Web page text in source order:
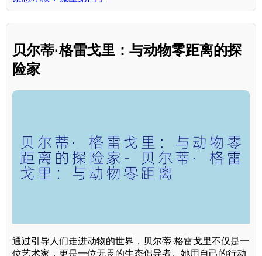
贝尔蒂·格雷戈里：与动物零距离的探
险家
通过引导人们走进动物的世界，贝尔蒂·格雷戈里不仅是一
位艺术家，更是一位无畏的生态倡导者。她用自己的行动